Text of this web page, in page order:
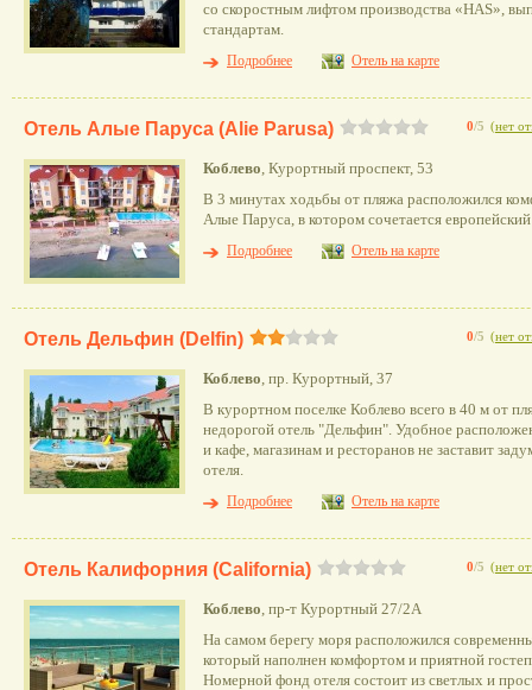
со скоростным лифтом производства «HAS»,
стандартам.
Подробнее
Отель на карте
0/5 (нет
Отель Алые Паруса (Alie Parusa)
Коблево, Курортный проспект, 53
В 3 минутах ходьбы от пляжа расположился
Алые Паруса, в котором сочетается
Подробнее
Отель на карте
0/5 (нет
Отель Дельфин (Delfin)
Коблево, пр. Курортный, 37
В курортном поселке Коблево всего в 40 м от
недорогой отель "Дельфин". Удобное
и кафе, магазинам и ресторанов не заставит
отеля.
Подробнее
Отель на карте
0/5 (нет
Отель Калифорния (California)
Коблево, пр-т Курортный 27/2А
На самом берегу моря расположился
который наполнен комфортом и приятной
Номерной фонд отеля состоит из светлых и